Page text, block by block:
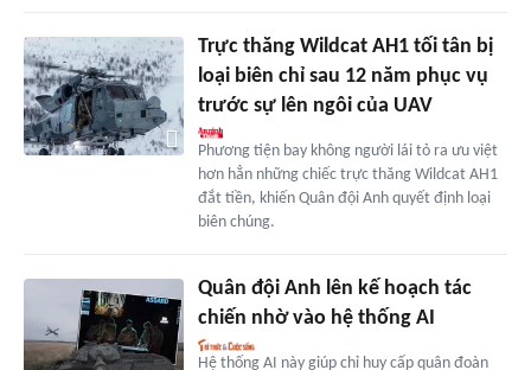
Trực thăng Wildcat AH1 tối tân bị
loại biên chỉ sau 12 năm phục vụ
trước sự lên ngôi của UAV
Phương tiện bay không người lái tỏ ra ưu việt
hơn hẳn những chiếc trực thăng Wildcat AH1
đắt tiền, khiến Quân đội Anh quyết định loại
biên chúng.
Quân đội Anh lên kế hoạch tác
chiến nhờ vào hệ thống AI
Hệ thống AI này giúp chỉ huy cấp quân đoàn